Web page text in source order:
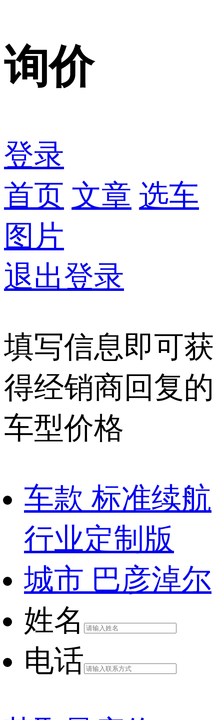
询价
登录
首页 文章 选车
图片
退出登录
填写信息即可获
得经销商回复的
车型价格
车款 标准续航
行业定制版
城市 巴彦淖尔
姓名
电话